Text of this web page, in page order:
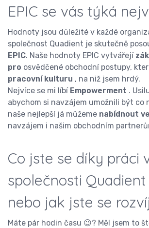
EPIC se vás týká
Hodnoty jsou důležité v každé
společnost Quadient je skutečně
EPIC. Naše hodnoty EPIC vytvářejí
pro osvědčené obchodní postupy,
pracovní kulturu , na niž jsem hrdý.
Nejvíce se mi líbí Empowerment .
abychom si navzájem umožnili být co
naše nejlepší já můžeme nabídnout
navzájem i našim obchodním
Co jste se díky práci
společnosti
nebo jak jste se
Máte pár hodin času 😉? Měl jsem to